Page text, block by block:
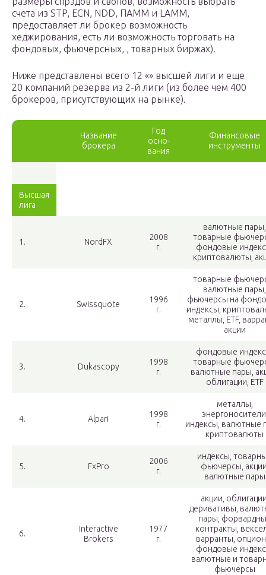
счета из STP, ECN, NDD, ПАММ и LAMM,
предоставляет ли брокер возможность
хеджирования, есть ли возможность торговать на
фондовых, фьючерсных, , товарных биржах).
Ниже представлены всего 12 «» высшей лиги и еще
20 компаний резерва из 2-й лиги (из более чем 400
брокеров, присутствующих на рынке).
Название
брокера
Год
осно-
вания
Финансовые
инструменты
Высшая
лига
1. NordFX
2008
г.
валютные пары,
товарные
фондовые
криптовалюты,
2. Swissquote
1996
г.
товарные
валютные пары,
фьючерсы на
индексы,
металлы, ETF,
акции
3. Dukascopy
1998
г.
фондовые
товарные
валютные пары,
облигации, ETF
4. Alpari
1998
г.
металлы,
индексы, валютные
криптовалюты
5. FxPro
2006
г.
индексы,
фьючерсы,
валютные пары
6.
Interactive
Brokers
1977
г.
акции,
деривативы,
пары,
контракты,
варранты,
фондовые
валютные и
фьючерсы